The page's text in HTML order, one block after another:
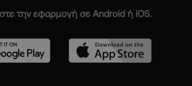
την εφαρμογή σε Android ή iOS.